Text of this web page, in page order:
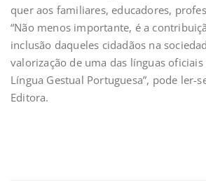
quer aos familiares, educadores,
“Não menos importante, é a
inclusão daqueles cidadãos na
valorização de uma das línguas oficiais
Língua Gestual Portuguesa”, pode ler-
Editora.